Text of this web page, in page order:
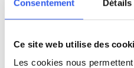
Consentement Détails
Ce site web utilise des
Les cookies nous